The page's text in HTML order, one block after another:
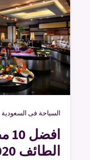
السياحة فى السعودية
الطائف 2020